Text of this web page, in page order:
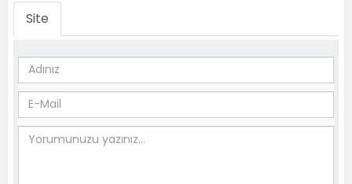
Site